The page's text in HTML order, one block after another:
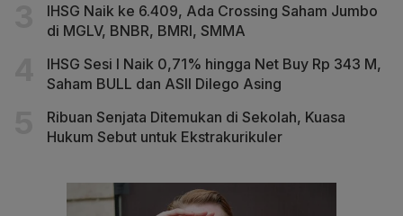
IHSG Naik ke 6.409, Ada Crossing Saham Jumbo
di MGLV, BNBR, BMRI, SMMA
IHSG Sesi I Naik 0,71% hingga Net Buy Rp 343 M,
Saham BULL dan ASII Dilego Asing
Ribuan Senjata Ditemukan di Sekolah, Kuasa
Hukum Sebut untuk Ekstrakurikuler